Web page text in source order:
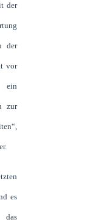
der
der
vor
ein
zur
es